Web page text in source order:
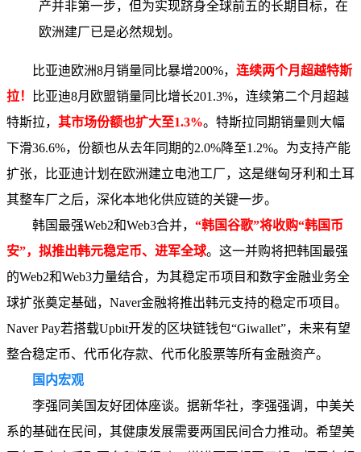
产并非第一步，但为实现跻身全球前五的长期目标，在
欧洲建厂已是必然规划。
比亚迪欧洲8月销量同比暴增200%， 连续两个月超越特斯
拉！
比亚迪8月欧盟销量同比增长201.3%，连续第二个月超越
特斯拉， 其市场份额也扩大至1.3%。特斯拉同期销量则大幅
下滑36.6%，份额也从去年同期的2.0%降至1.2%。为支持产能
扩张，比亚迪计划在欧洲建立电池工厂，这是继匈牙利和土耳
其整车厂之后，深化本地化供应链的关键一步。
韩国最强Web2和Web3合并， “韩国谷歌”将收购“韩国币
安”，拟推出韩元稳定币、进军全球。这一并购将把韩国最强
的Web2和Web3力量结合，为其稳定币项目和数字金融业务全
球扩张奠定基础，Naver金融将推出韩元支持的稳定币项目。
Naver Pay若搭载Upbit开发的区块链钱包“Giwallet”，未来有望
整合稳定币、代币化存款、代币化股票等所有金融资产。
国内宏观
李强同美国友好团体座谈。据新华社，李强强调，中美关
系的基础在民间，其健康发展需要两国民间合力推动。希望美